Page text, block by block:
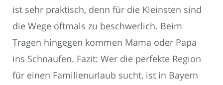
ist sehr praktisch, denn für die Kleinsten sind
die Wege oftmals zu beschwerlich. Beim
Tragen hingegen kommen Mama oder Papa
ins Schnaufen. Fazit: Wer die perfekte Region
für einen Familienurlaub sucht, ist in Bayern